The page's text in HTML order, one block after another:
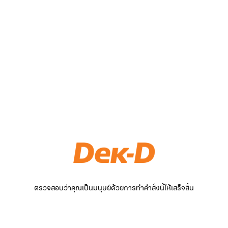
ตรวจสอบว่าคุณเป็นมนุษย์ด้วยการทำคำสั่งนี้ให้เสร็จสิ้น